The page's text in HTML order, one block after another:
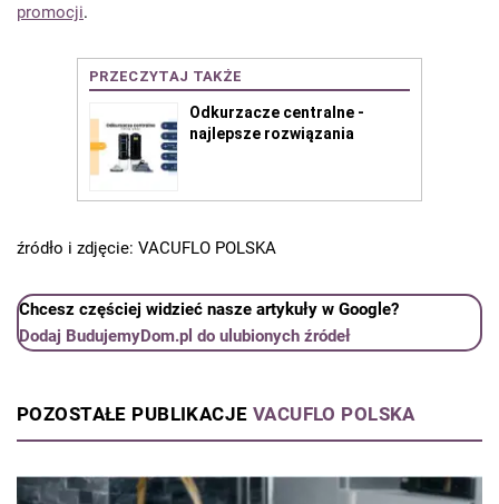
promocji.
źródło i zdjęcie: VACUFLO POLSKA
Chcesz częściej widzieć nasze artykuły w Google?
Dodaj BudujemyDom.pl do ulubionych źródeł
POZOSTAŁE PUBLIKACJE VACUFLO POLSKA